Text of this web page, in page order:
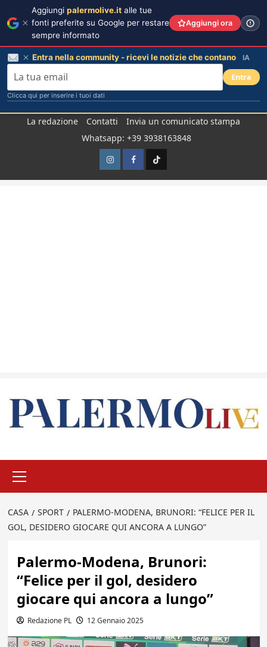
La redazione Contatti
Invia un comunicato stampa
Whatsapp: +39 3938163848
InstagramFacebook
TikTok
principale
CASA SPORT
PALERMO-MODENA, BRUNORI: “FELICE PER IL
GOL, DESIDERO GIOCARE QUI ANCORA A LUNGO”
Palermo-Modena, Brunori:
“Felice per il gol, desidero
giocare qui ancora a lungo”
Redazione PL 12 Gennaio 2025
Aggiungi palermolive.it alle tue
fonti preferite su Google per restare
sempre informato
Aggiungi ora
Entra nella community - ricevi le notizie che contano IA
Entra
Clicca qui per inserire i tuoi dati